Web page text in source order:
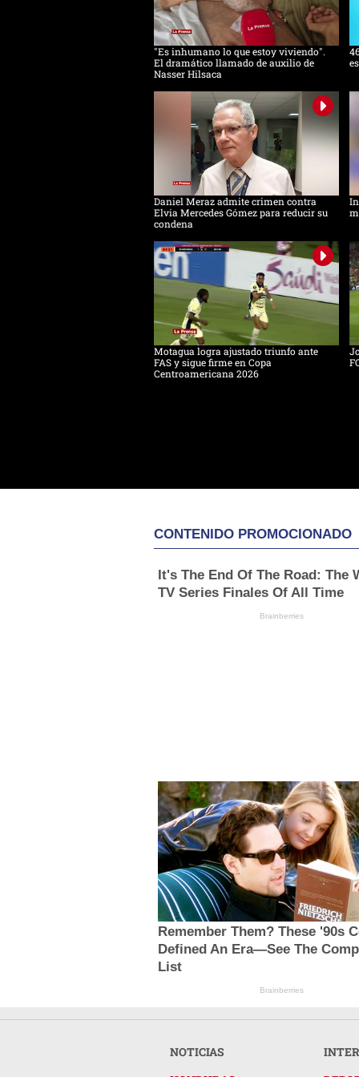
"Es inhumano lo que estoy viviendo".
El dramático llamado de auxilio de
Nasser Hilsaca
Daniel Meraz admite crimen contra
Elvia Mercedes Gómez para reducir su
condena
Motagua logra ajustado triunfo ante
FAS y sigue firme en Copa
Centroamericana 2026
CONTENIDO PROMOCIONADO
It's The End Of The Road: The
TV Series Finales Of All Time
Brainberries
Remember Them? These '90s
Defined An Era—See The
List
Brainberries
NOTICIAS